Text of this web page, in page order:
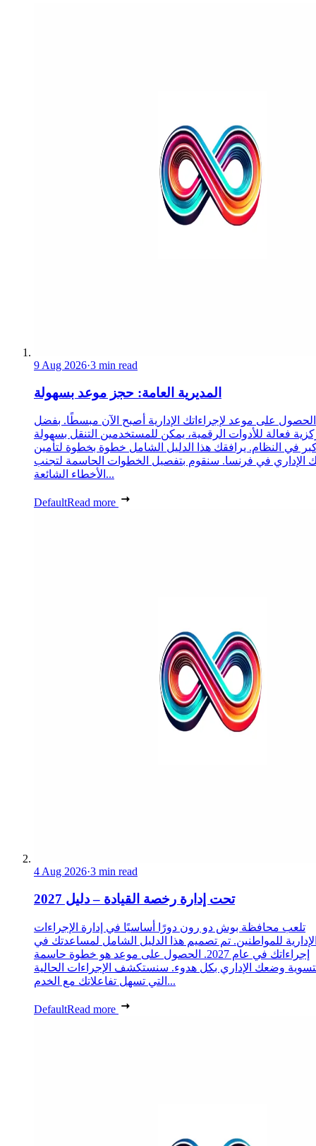
9 Aug 2026·3 min read
المديرية العامة: حجز موعد بسهولة
الحصول على موعد لإجراءاتك الإدارية أصبح الآن مبسطًا. بفضل
فعالة للأدوات الرقمية، يمكن للمستخدمين التنقل بسهولة
في النظام. يرافقك هذا الدليل الشامل خطوة بخطوة لتأمين
الإداري في فرنسا. سنقوم بتفصيل الخطوات الحاسمة لتجنب
الأخطاء الشائعة...
DefaultRead more
4 Aug 2026·3 min read
تحت إدارة رخصة القيادة – دليل 2027
تلعب محافظة بوش دو رون دورًا أساسيًا في إدارة الإجراءات
للمواطنين. تم تصميم هذا الدليل الشامل لمساعدتك في
إجراءاتك في عام 2027. الحصول على موعد هو خطوة حاسمة
وضعك الإداري بكل هدوء. سنستكشف الإجراءات الحالية
التي تسهل تفاعلاتك مع الخدم...
DefaultRead more